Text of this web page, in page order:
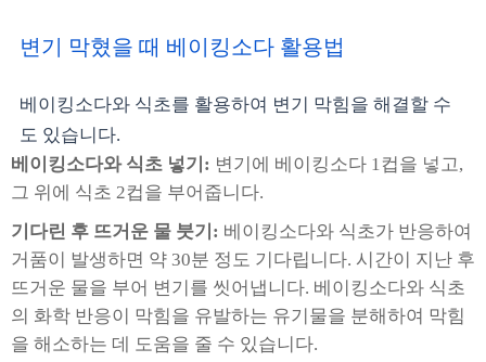
변기 막혔을 때 베이킹소다 활용법
베이킹소다와 식초를 활용하여 변기 막힘을 해결할 수
도 있습니다.
베이킹소다와 식초 넣기: 변기에 베이킹소다 1컵을 넣고,
그 위에 식초 2컵을 부어줍니다.
기다린 후 뜨거운 물 붓기: 베이킹소다와 식초가 반응하여
거품이 발생하면 약 30분 정도 기다립니다. 시간이 지난 후
뜨거운 물을 부어 변기를 씻어냅니다. 베이킹소다와 식초
의 화학 반응이 막힘을 유발하는 유기물을 분해하여 막힘
을 해소하는 데 도움을 줄 수 있습니다.